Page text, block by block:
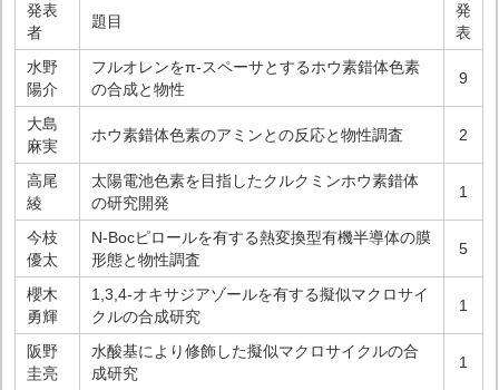
発表
者
題目
発
表
水野
陽介
フルオレンをπ-スペーサとするホウ素錯体色素
の合成と物性
9
大島
麻実
ホウ素錯体色素のアミンとの反応と物性調査 2
高尾
綾
太陽電池色素を目指したクルクミンホウ素錯体
の研究開発
1
今枝
優太
N-Bocピロールを有する熱変換型有機半導体の膜
形態と物性調査
5
櫻木
勇輝
1,3,4-オキサジアゾールを有する擬似マクロサイ
クルの合成研究
1
阪野
圭亮
水酸基により修飾した擬似マクロサイクルの合
成研究
1